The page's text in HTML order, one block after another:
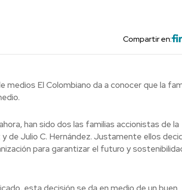
Compartir en:
medios El Colombiano da a conocer que la
han sido dos las familias accionistas de la
de Julio C. Hernández. Justamente ellos
para garantizar el futuro y